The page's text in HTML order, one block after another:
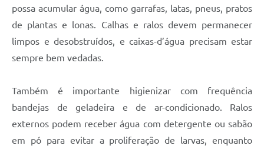
possa acumular água, como garrafas, latas, pneus, pratos
de plantas e lonas. Calhas e ralos devem permanecer
limpos e desobstruídos, e caixas-d’água precisam estar
sempre bem vedadas.
Também é importante higienizar com frequência
bandejas de geladeira e de ar-condicionado. Ralos
externos podem receber água com detergente ou sabão
em pó para evitar a proliferação de larvas, enquanto